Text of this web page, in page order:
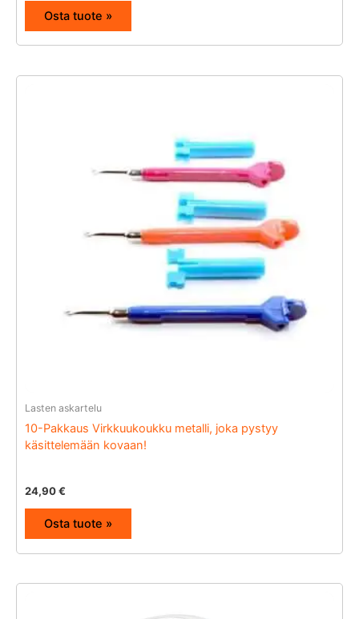
Osta tuote »
Lasten askartelu
10-Pakkaus Virkkuukoukku metalli, joka pystyy
käsittelemään kovaan!
24,90€
Osta tuote »